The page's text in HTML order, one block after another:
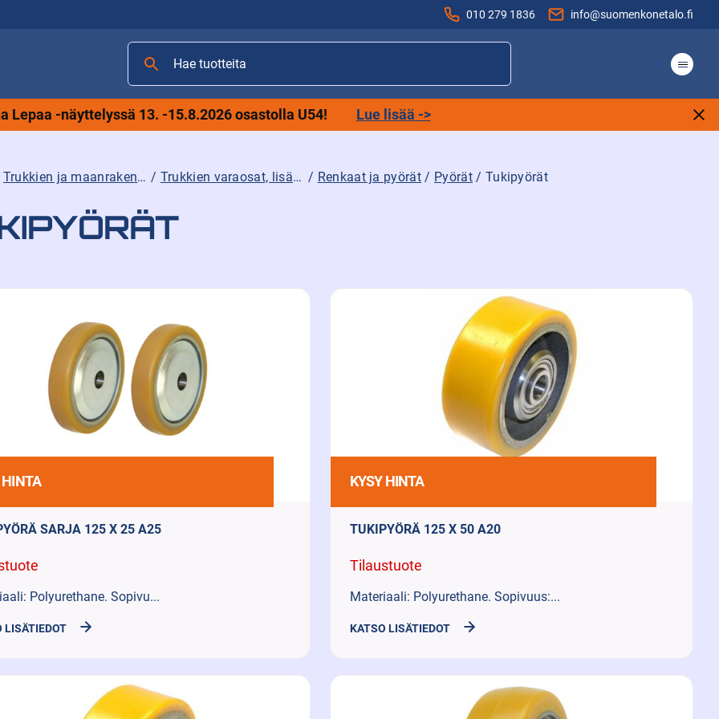
010 279 1836 info@suomenkonetalo.fi
Hae
tuotteita
Lepaa -näyttelyssä 13. -15.8.2026 osastolla U54! Lue lisää ->
Trukkien ja maanrakennuskoneiden tarvikkeet sekä varaosat ja lisävarusteet / Trukkien varaosat, lisävarusteet ja tarvikkeet / Renkaat ja pyörät / Pyörät/ Tukipyörät
HINTA
SARJA 125 X 25 A25
Polyurethane. Sopivu...
LISÄTIEDOT
KYSY HINTA
TUKIPYÖRÄ 125 X 50 A20
Tilaustuote
Materiaali: Polyurethane. Sopivuus:...
KATSO LISÄTIEDOT